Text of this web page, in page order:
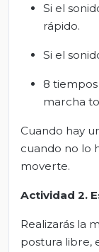
Si el
rápido.
Si el
8
marcha
Cuando hay
cuando no lo
moverte.
Actividad 2.
Realizarás la
postura libre,